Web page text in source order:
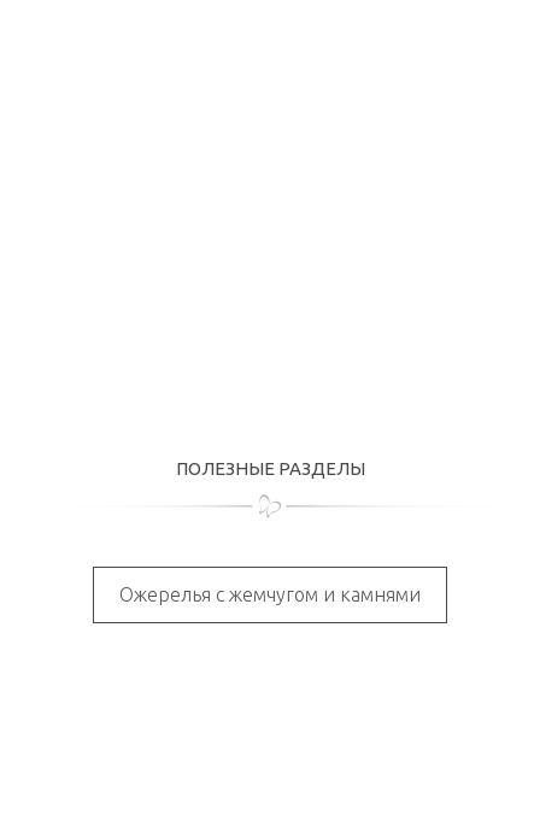
ПОЛЕЗНЫЕ РАЗДЕЛЫ
Ожерелья с жемчугом и камнями